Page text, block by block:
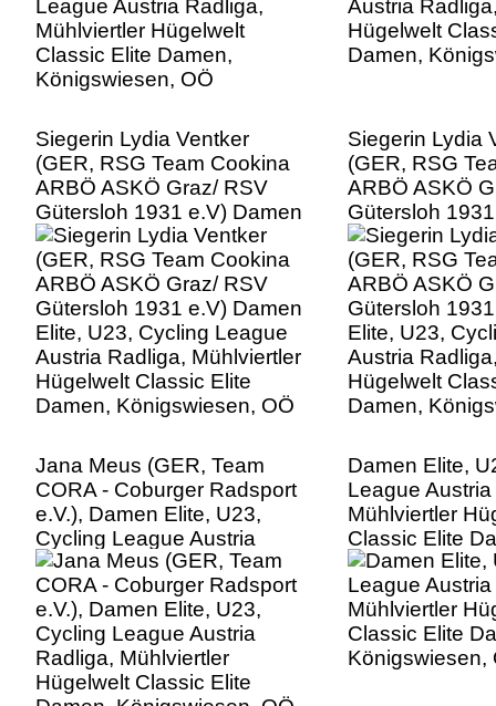
Siegerin Lydia Ventker
(GER, RSG Team Cookina
ARBÖ ASKÖ Graz/ RSV
Gütersloh 1931 e.V) Damen
Elite, U23, Cycling League
Austria Radliga, Mühlviertler
Hügelwelt Classic Elite
Damen, Königswiesen, OÖ
Siegerin Lydia
(GER, RSG
ARBÖ ASKÖ
Gütersloh
Elite, U23,
Austria
Hügelwelt
Damen,
Jana Meus (GER, Team
CORA - Coburger Radsport
e.V.), Damen Elite, U23,
Cycling League Austria
Radliga, Mühlviertler
Hügelwelt Classic Elite
Damen, Königswiesen, OÖ
Damen Elite,
League
Mühlviertler
Classic Elite
Königswiesen,